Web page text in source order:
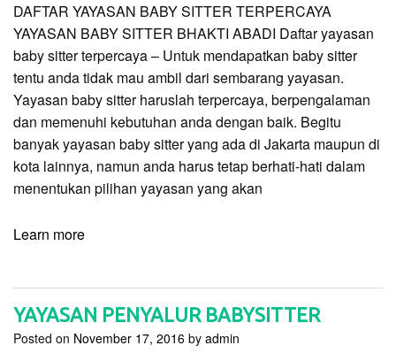
DAFTAR YAYASAN BABY SITTER TERPERCAYA
YAYASAN BABY SITTER BHAKTI ABADI Daftar yayasan
baby sitter terpercaya – Untuk mendapatkan baby sitter
tentu anda tidak mau ambil dari sembarang yayasan.
Yayasan baby sitter haruslah terpercaya, berpengalaman
dan memenuhi kebutuhan anda dengan baik. Begitu
banyak yayasan baby sitter yang ada di Jakarta maupun di
kota lainnya, namun anda harus tetap berhati-hati dalam
menentukan pilihan yayasan yang akan
Learn more
YAYASAN PENYALUR BABYSITTER
Posted on November 17, 2016 by admin